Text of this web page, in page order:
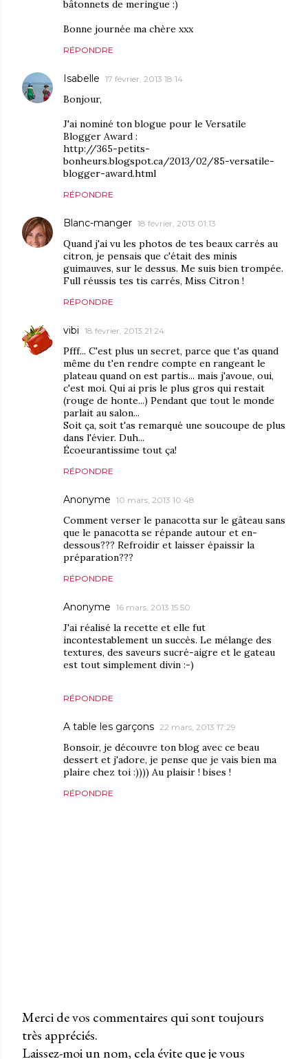
bâtonnets de meringue :)
Bonne journée ma chère xxx
RÉPONDRE
Isabelle 17 février, 2013 18:14
Bonjour,
J'ai nominé ton blogue pour le Versatile
Blogger Award :
http://365-petits-
bonheurs.blogspot.ca/2013/02/85-versatile-
blogger-award.html
RÉPONDRE
Blanc-manger 18 février, 2013 01:13
Quand j'ai vu les photos de tes beaux carrés au
citron, je pensais que c'était des minis
guimauves, sur le dessus. Me suis bien trompée.
Full réussis tes tis carrés, Miss Citron !
RÉPONDRE
vibi 18 février, 2013 21:24
Pfff... C'est plus un secret, parce que t'as quand
même du t'en rendre compte en rangeant le
plateau quand on est partis... mais j'avoue, oui,
c'est moi. Qui ai pris le plus gros qui restait
(rouge de honte...) Pendant que tout le monde
parlait au salon...
Soit ça, soit t'as remarqué une soucoupe de plus
dans l'évier. Duh...
Écoeurantissime tout ça!
RÉPONDRE
Anonyme 10 mars, 2013 10:48
Comment verser le panacotta sur le gâteau sans
que le panacotta se répande autour et en-
dessous??? Refroidir et laisser épaissir la
préparation???
RÉPONDRE
Anonyme 16 mars, 2013 15:50
J'ai réalisé la recette et elle fut
incontestablement un succès. Le mélange des
textures, des saveurs sucré-aigre et le gateau
est tout simplement divin :-)
RÉPONDRE
A table les garçons 22 mars, 2013 17:29
Bonsoir, je découvre ton blog avec ce beau
dessert et j'adore, je pense que je vais bien ma
plaire chez toi :)))) Au plaisir ! bises !
RÉPONDRE
P
u
Merci de vos commentaires qui sont toujours
très appréciés.
Laissez-moi un nom, cela évite que je vous